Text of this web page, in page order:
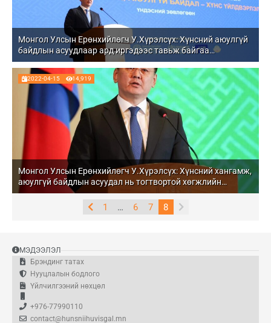
Монгол Улсын Ерөнхийлөгч У.Хүрэлсүх: Хүнсний аюулгүй
байдлын асуудлаар ард иргэдээс тавьж байгаа
шаардлагыг төрийн байгууллагууд түргэн шуурхай хянан
шалгаж, зохих арга хэмжээг авах ёстой
2022-04-15 14,919
Монгол Улсын Ерөнхийлөгч У.Хүрэлсүх: Хүнсний хангамж,
аюулгүй байдлын асуудал нь тогтвортой хөгжлийн
хамгийн гол суурь баталгаа
1 … 6 7 8
МЭДЭЭЛЭЛ
Брэндинг татах
Нууцлалын бодлого
Үйлчилгээний нөхцөл
+976-77990110
contact@hunsniihuvisgal.mn